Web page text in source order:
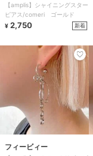
【amplis】シャイニングスター
ピアス/comeri ゴールド
¥ 2,750 新着
フィービィー